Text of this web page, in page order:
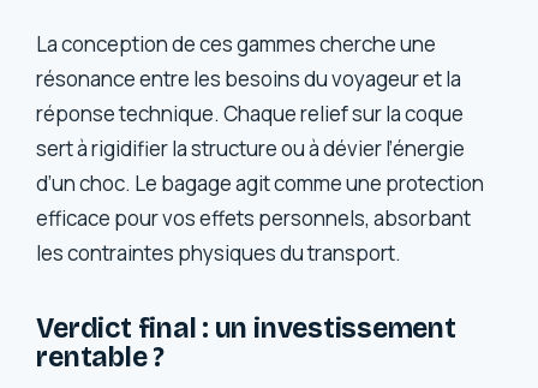
La conception de ces gammes cherche une
résonance entre les besoins du voyageur et la
réponse technique. Chaque relief sur la coque
sert à rigidifier la structure ou à dévier l’énergie
d’un choc. Le bagage agit comme une protection
efficace pour vos effets personnels, absorbant
les contraintes physiques du transport.
Verdict final : un investissement
rentable ?